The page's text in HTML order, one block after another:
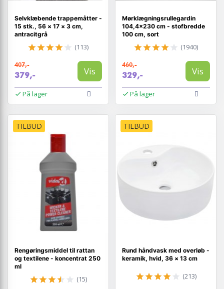
Selvklæbende trappemåtter -
15 stk., 56 × 17 × 3 cm,
antracitgrå
(113)
407,-
379,- Vis
På lager
Mørklægningsrullegardin
104,4×230 cm - stofbredde
100 cm, sort
(1940)
460,-
329,- Vis
På lager
TILBUD
Rengøringsmiddel til rattan
og textilene - koncentrat 250
ml
(15)
TILBUD
Rund håndvask med overløb -
keramik, hvid, 36 × 13 cm
(213)